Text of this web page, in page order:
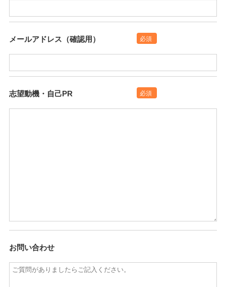
メールアドレス （確認用） 必須
志望動機・自己PR 必須
お問い合わせ